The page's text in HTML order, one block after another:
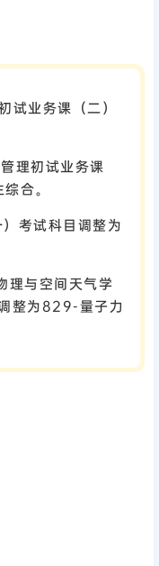
业务课（二）
理初试业务课
合。
考试科目调整为
与空间天气学
整为829-量子力